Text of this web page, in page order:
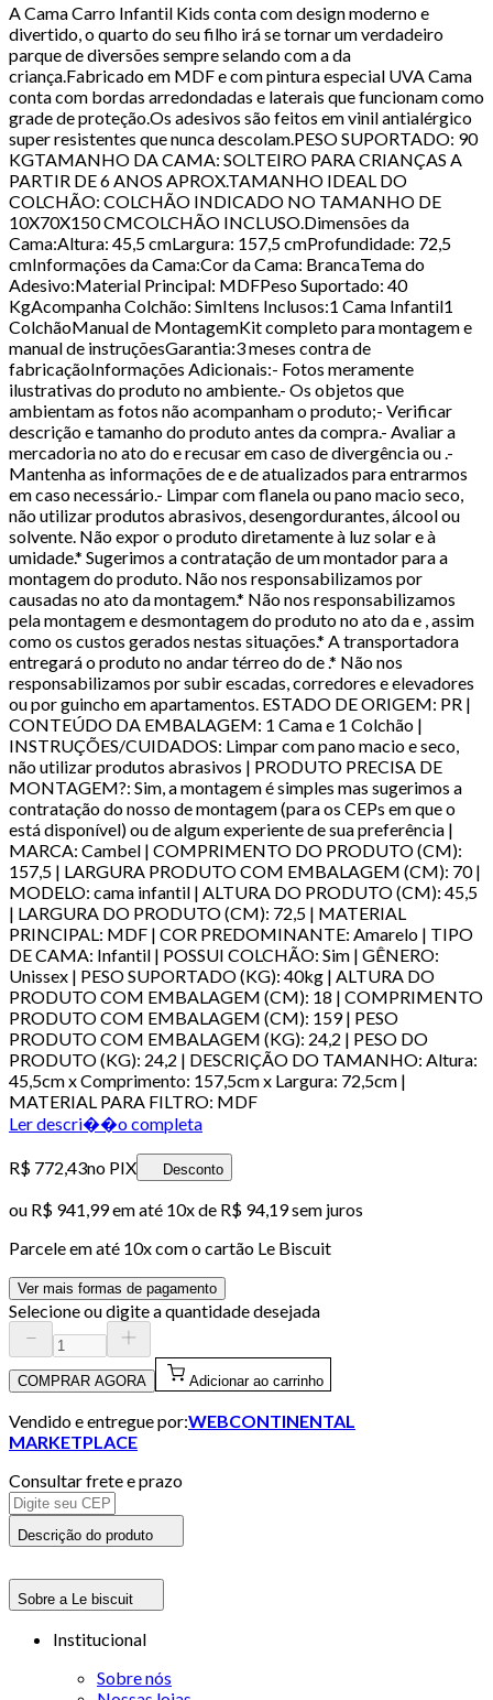
A Cama Carro Infantil Kids conta com design moderno e
divertido, o quarto do seu filho irá se tornar um verdadeiro
parque de diversões sempre selando com a da
criança.Fabricado em MDF e com pintura especial UVA Cama
conta com bordas arredondadas e laterais que funcionam como
grade de proteção.Os adesivos são feitos em vinil antialérgico
super resistentes que nunca descolam.PESO SUPORTADO: 90
KGTAMANHO DA CAMA: SOLTEIRO PARA CRIANÇAS A
PARTIR DE 6 ANOS APROX.TAMANHO IDEAL DO
COLCHÃO: COLCHÃO INDICADO NO TAMANHO DE
10X70X150 CMCOLCHÃO INCLUSO.Dimensões da
Cama:Altura: 45,5 cmLargura: 157,5 cmProfundidade: 72,5
cmInformações da Cama:Cor da Cama: BrancaTema do
Adesivo:Material Principal: MDFPeso Suportado: 40
KgAcompanha Colchão: SimItens Inclusos:1 Cama Infantil1
ColchãoManual de MontagemKit completo para montagem e
manual de instruçõesGarantia:3 meses contra de
fabricaçãoInformações Adicionais:- Fotos meramente
ilustrativas do produto no ambiente.- Os objetos que
ambientam as fotos não acompanham o produto;- Verificar
descrição e tamanho do produto antes da compra.- Avaliar a
mercadoria no ato do e recusar em caso de divergência ou .-
Mantenha as informações de e de atualizados para entrarmos
em caso necessário.- Limpar com flanela ou pano macio seco,
não utilizar produtos abrasivos, desengordurantes, álcool ou
solvente. Não expor o produto diretamente à luz solar e à
umidade.* Sugerimos a contratação de um montador para a
montagem do produto. Não nos responsabilizamos por
causadas no ato da montagem.* Não nos responsabilizamos
pela montagem e desmontagem do produto no ato da e , assim
como os custos gerados nestas situações.* A transportadora
entregará o produto no andar térreo do de .* Não nos
responsabilizamos por subir escadas, corredores e elevadores
ou por guincho em apartamentos. ESTADO DE ORIGEM: PR |
CONTEÚDO DA EMBALAGEM: 1 Cama e 1 Colchão |
INSTRUÇÕES/CUIDADOS: Limpar com pano macio e seco,
não utilizar produtos abrasivos | PRODUTO PRECISA DE
MONTAGEM?: Sim, a montagem é simples mas sugerimos a
contratação do nosso de montagem (para os CEPs em que o
está disponível) ou de algum experiente de sua preferência |
MARCA: Cambel | COMPRIMENTO DO PRODUTO (CM):
157,5 | LARGURA PRODUTO COM EMBALAGEM (CM): 70 |
MODELO: cama infantil | ALTURA DO PRODUTO (CM): 45,5
| LARGURA DO PRODUTO (CM): 72,5 | MATERIAL
PRINCIPAL: MDF | COR PREDOMINANTE: Amarelo | TIPO
DE CAMA: Infantil | POSSUI COLCHÃO: Sim | GÊNERO:
Unissex | PESO SUPORTADO (KG): 40kg | ALTURA DO
PRODUTO COM EMBALAGEM (CM): 18 | COMPRIMENTO
PRODUTO COM EMBALAGEM (CM): 159 | PESO
PRODUTO COM EMBALAGEM (KG): 24,2 | PESO DO
PRODUTO (KG): 24,2 | DESCRIÇÃO DO TAMANHO: Altura:
45,5cm x Comprimento: 157,5cm x Largura: 72,5cm |
MATERIAL PARA FILTRO: MDF
Ler descri��o completa
R$ 772,43no PIX Desconto
ou R$ 941,99em até 10x de R$ 94,19 sem juros
Parcele em até 10x com o cartão Le Biscuit
Ver mais formas de pagamento
Selecione ou digite a quantidade desejada
COMPRAR AGORA Adicionar ao carrinho
Vendido e entregue por:WEBCONTINENTAL
MARKETPLACE
Consultar frete e prazo
Descrição do produto
Sobre a Le biscuit
Institucional
Sobre nós